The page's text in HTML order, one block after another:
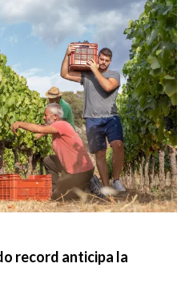
record anticipa la